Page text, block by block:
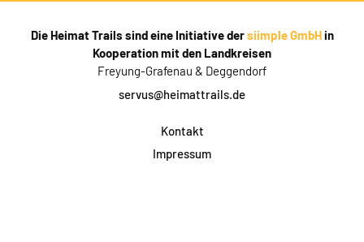
Die Heimat Trails sind eine Initiative dersiimple GmbHin
Kooperation mit den Landkreisen
Freyung-Grafenau & Deggendorf
servus@heimattrails.de
Kontakt
Impressum